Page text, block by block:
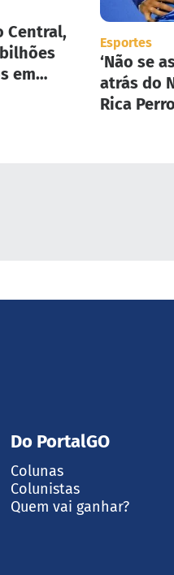
Central,
em
Esportes
‘Não se
atrás do
Rica
Do PortalGO
Colunas
Colunistas
Quem vai ganhar?